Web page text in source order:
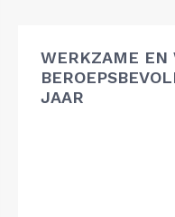
WERKZAME EN
JAAR